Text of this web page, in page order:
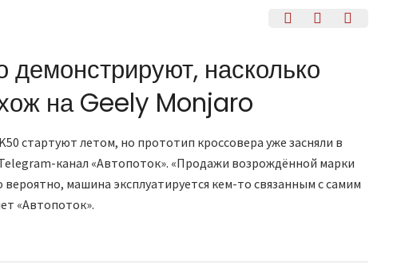
демонстрируют, насколько
на Geely Monjaro
стартуют летом, но прототип кроссовера уже засняли в
канал «Автопоток». «Продажи возрождённой марки
вероятно, машина эксплуатируется кем-то связанным с самим
«Автопоток».